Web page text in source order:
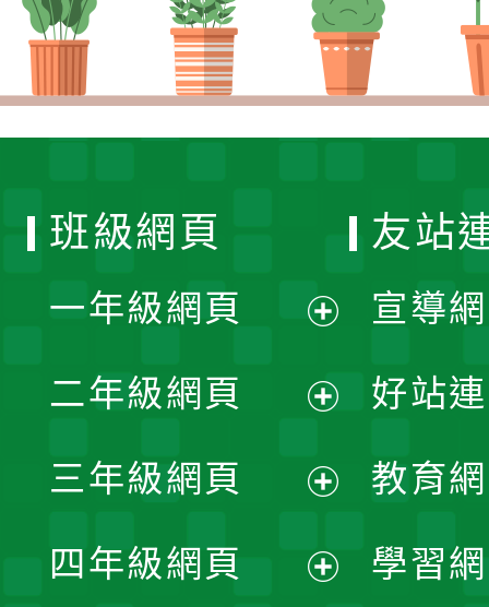
班級網頁
一年級網頁
開
選
單
二年級網頁
開
選
三年級網頁
開
四年級網頁
友站
宣導
好站
教育
學習